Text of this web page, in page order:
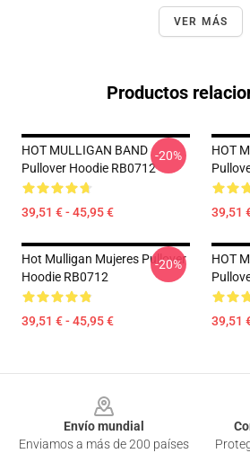
VER MÁS
Productos
HOT MULLIGAN BAND
Pullover Hoodie RB0712
39,51 € - 45,95 €
-20%
HOT
39,51
Hot Mulligan Mujeres Pullover
Hoodie RB0712
39,51 € - 45,95 €
-20%
HOT
39,51
Envío mundial
Enviamos a más de 200 países